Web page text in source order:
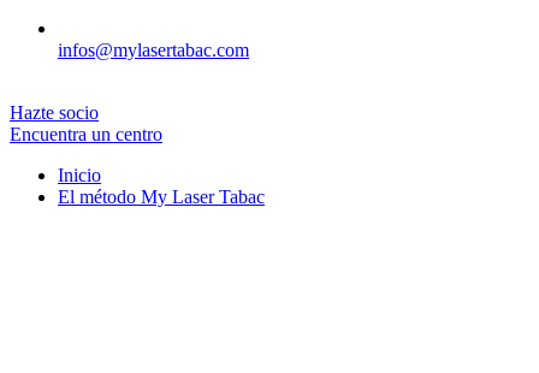
infos@mylasertabac.com
Hazte socio
Encuentra un centro
Inicio
El método My Laser Tabac